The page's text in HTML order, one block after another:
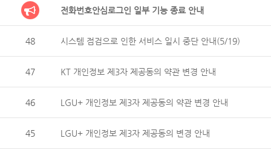
전화번호안심로그인 일부 기능 종료 안내
48 시스템 점검으로 인한 서비스 일시 중단 안내(5/19)
47 KT 개인정보 제3자 제공동의 약관 변경 안내
46 LGU+ 개인정보 제3자 제공동의 약관 변경 안내
45 LGU+ 개인정보 제3자 제공동의 변경 안내